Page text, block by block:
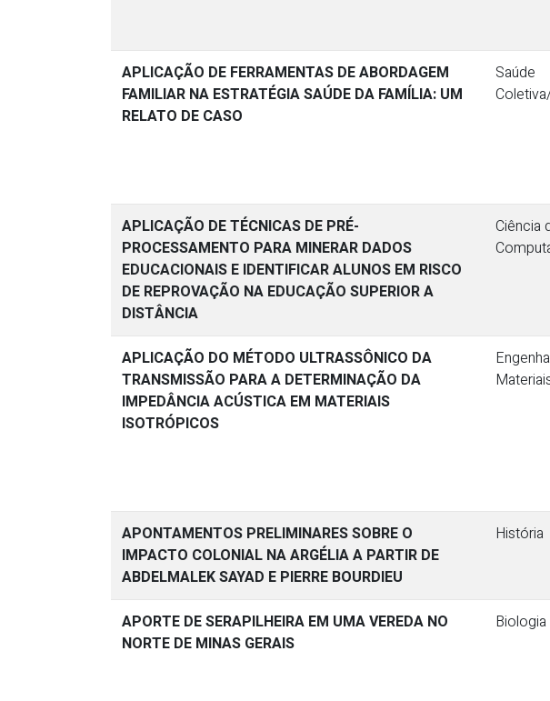
APLICAÇÃO DE FERRAMENTAS DE ABORDAGEM
FAMILIAR NA ESTRATÉGIA SAÚDE DA FAMÍLIA: UM
RELATO DE CASO
Saúde
APLICAÇÃO DE TÉCNICAS DE PRÉ-
PROCESSAMENTO PARA MINERAR DADOS
EDUCACIONAIS E IDENTIFICAR ALUNOS EM RISCO
DE REPROVAÇÃO NA EDUCAÇÃO SUPERIOR A
DISTÂNCIA
Ciência
APLICAÇÃO DO MÉTODO ULTRASSÔNICO DA
TRANSMISSÃO PARA A DETERMINAÇÃO DA
IMPEDÂNCIA ACÚSTICA EM MATERIAIS
ISOTRÓPICOS
APONTAMENTOS PRELIMINARES SOBRE O
IMPACTO COLONIAL NA ARGÉLIA A PARTIR DE
ABDELMALEK SAYAD E PIERRE BOURDIEU
História
APORTE DE SERAPILHEIRA EM UMA VEREDA NO
NORTE DE MINAS GERAIS
Biologia